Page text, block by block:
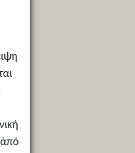
ἀπό